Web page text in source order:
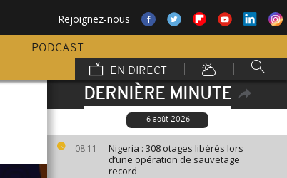
Rejoignez-nous
PODCAST
EN DIRECT
DERNIÈRE MINUTE
6 août 2026
08:11
Nigeria : 308 otages libérés lors
d’une opération de sauvetage
record